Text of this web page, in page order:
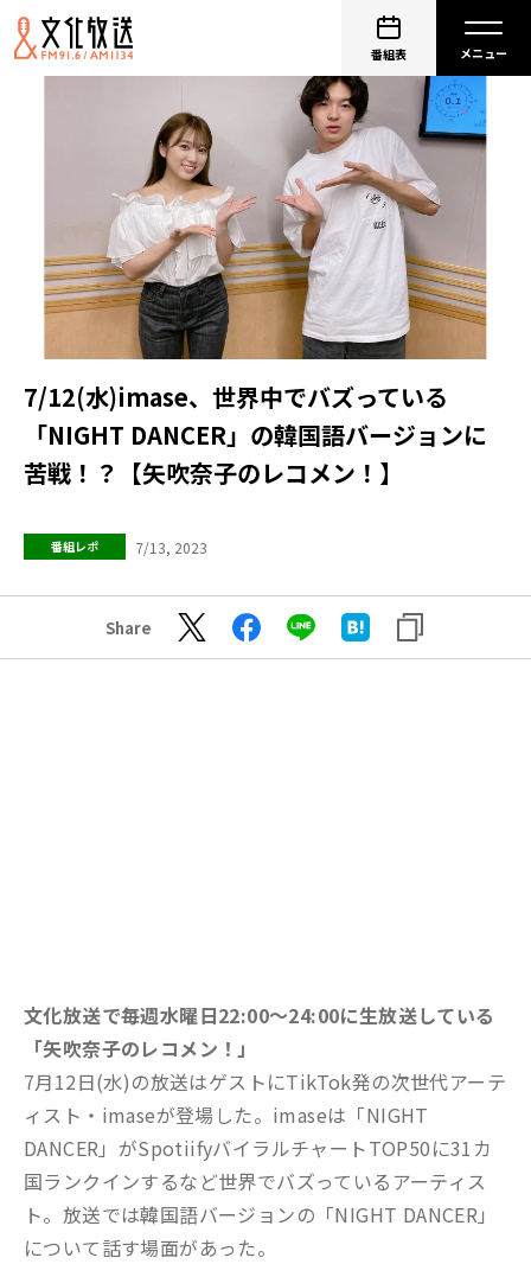
番組表
7/12(水)imase、世界中でバズっている
「NIGHT DANCER」の韓国語バージョンに
苦戦！？【矢吹奈子のレコメン！】
番組レポ 7/13, 2023
Share
文化放送で毎週水曜日22:00～24:00に生放送している
「矢吹奈子のレコメン！」
7月12日(水)の放送はゲストにTikTok発の次世代アーテ
ィスト・ imaseが登場した。imaseは 「NIGHT
DANCER」がSpotiifyバイラルチャートTOP50に31カ
国ランクインするなど世界でバズっているアーティス
ト。放送では韓国語バージョンの「NIGHT DANCER」
について話す場面があった。